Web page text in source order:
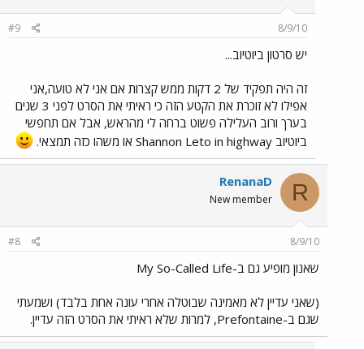
8/9/10
#9
יש סרטון ביוטיוב...
זה היה תפקיד של 2 דקות ממש קצרות אם אני לא טועה,אני
אפילו לא זוכרת את הקטע הזה כי ראיתי את הסרט לפני 3 שנים
בערך ורוב העלילה פשוט ברחה לי מהראש, אבל אם תחפשי
ביוטיוב Shannon Leto in highway או משהו כזה תמצאי.
R
RenanaD
New member
8/9/10
#8
שאנון מופיע גם ב-My So-Called Life
(שאני עדיין לא מאמינה שבוטלה אחרי עונה אחת בלבד) ושמעתי
שגם ב-Prefontaine, למרות שלא ראיתי את הסרט הזה עדיין.